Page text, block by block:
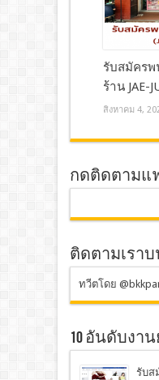
รับสมัครพ
ร้าน JAE-
สิงหาคม 4,
กดติดตามแ
ติดตามเราบน
ทวีตโดย
10 อันดับงา
รับส